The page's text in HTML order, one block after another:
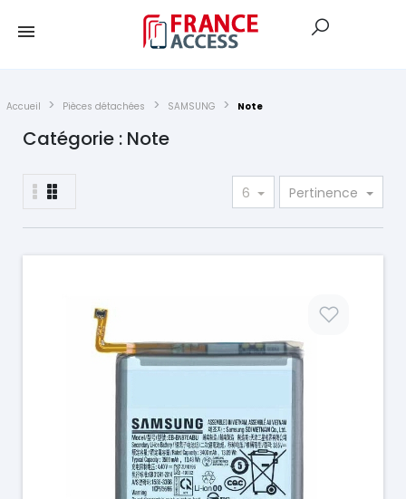
Accueil Pièces détachées SAMSUNG Note
Catégorie : Note
6 Pertinence